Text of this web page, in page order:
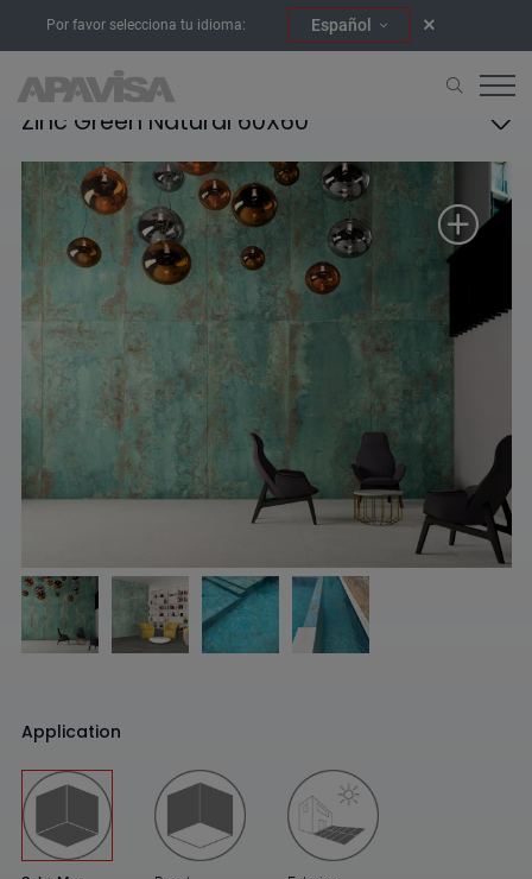
Por favor selecciona tu idioma: Español
Zinc Green Natural 60X60
Application